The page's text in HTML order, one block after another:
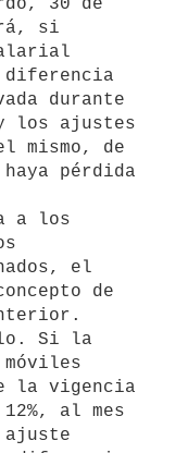
si
durante
los ajustes
mismo, de
pérdida
el
de
la vigencia
al mes